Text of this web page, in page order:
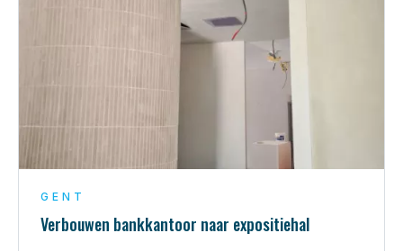
GENT
Verbouwen bankkantoor naar expositiehal